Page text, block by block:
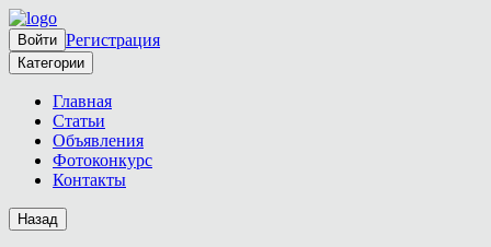
Войти Регистрация
Категории
Главная
Статьи
Объявления
Фотоконкурс
Контакты
Назад